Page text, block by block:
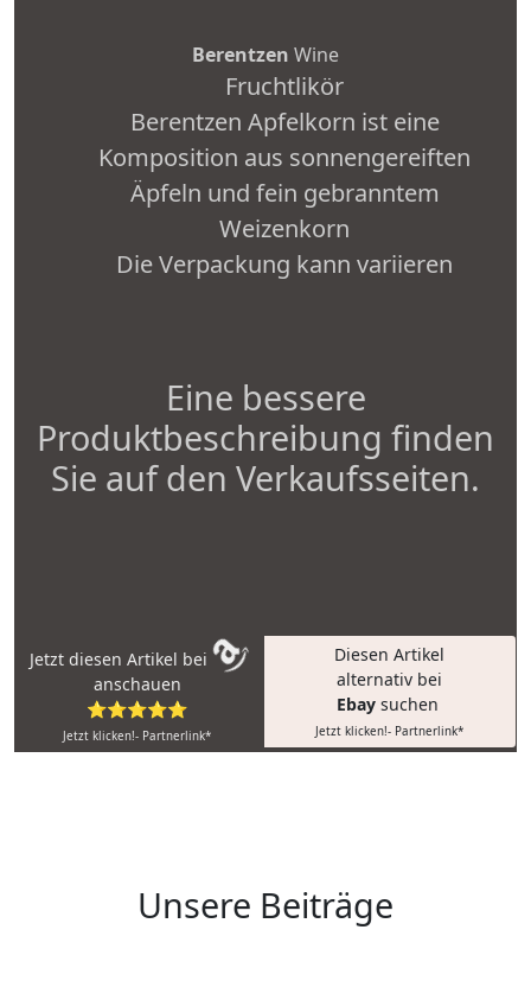
Berentzen Wine
Fruchtlikör
Berentzen Apfelkorn ist eine
Komposition aus sonnengereiften
Äpfeln und fein gebranntem
Weizenkorn
Die Verpackung kann variieren
Eine bessere
Produktbeschreibung finden
Sie auf den Verkaufsseiten.
Jetzt diesen Artikel bei
anschauen
⭐⭐⭐⭐⭐
Jetzt klicken!- Partnerlink*
Diesen Artikel
alternativ bei
Ebay suchen
Jetzt klicken!- Partnerlink*
Unsere Beiträge